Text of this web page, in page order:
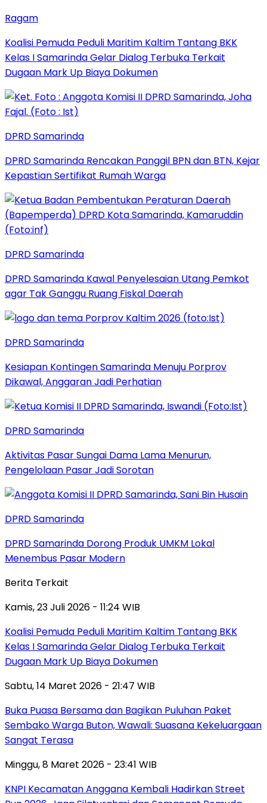
Ragam
Koalisi Pemuda Peduli Maritim Kaltim Tantang BKK
Kelas I Samarinda Gelar Dialog Terbuka Terkait
Dugaan Mark Up Biaya Dokumen
DPRD Samarinda
DPRD Samarinda Rencakan Panggil BPN dan BTN, Kejar
Kepastian Sertifikat Rumah Warga
DPRD Samarinda
DPRD Samarinda Kawal Penyelesaian Utang Pemkot
agar Tak Ganggu Ruang Fiskal Daerah
DPRD Samarinda
Kesiapan Kontingen Samarinda Menuju Porprov
Dikawal, Anggaran Jadi Perhatian
DPRD Samarinda
Aktivitas Pasar Sungai Dama Lama Menurun,
Pengelolaan Pasar Jadi Sorotan
DPRD Samarinda
DPRD Samarinda Dorong Produk UMKM Lokal
Menembus Pasar Modern
Berita Terkait
Kamis, 23 Juli 2026 - 11:24 WIB
Koalisi Pemuda Peduli Maritim Kaltim Tantang BKK
Kelas I Samarinda Gelar Dialog Terbuka Terkait
Dugaan Mark Up Biaya Dokumen
Sabtu, 14 Maret 2026 - 21:47 WIB
Buka Puasa Bersama dan Bagikan Puluhan Paket
Sembako Warga Buton, Wawali: Suasana Kekeluargaan
Sangat Terasa
Minggu, 8 Maret 2026 - 23:41 WIB
KNPI Kecamatan Anggana Kembali Hadirkan Street